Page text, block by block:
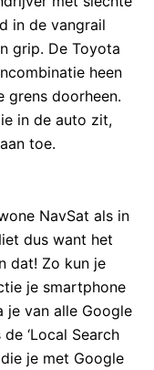
in de vangrail
grip. De Toyota
heen
grens doorheen.
in de auto zit,
toe.
NavSat als in
dus want het
dat! Zo kun je
je smartphone
je van alle Google
‘Local Search
je met Google